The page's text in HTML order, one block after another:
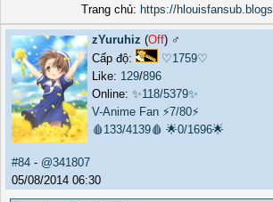
Trang chủ: https://
zYuruhiz (Off) ♂️
Cấp độ:
♡1759♡
Like: 129/896
Online: ✨118/5379✨
V-Anime Fan ⚡7/80⚡
🩸133/4139🩸 🌟0/1696🌟
#84 - @341807
05/08/2014 06:30